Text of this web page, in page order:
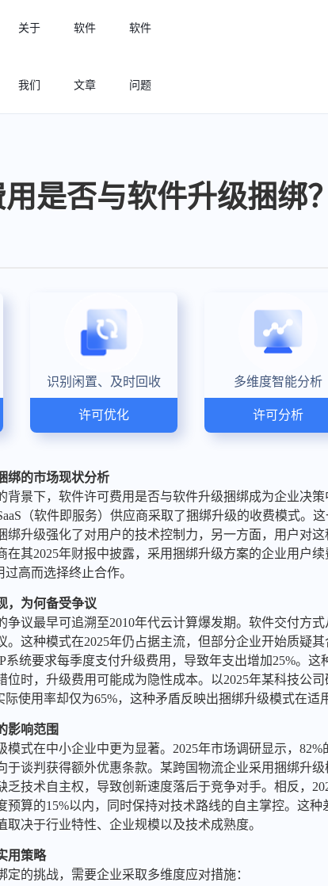
许可分析
实现专业软件许可精细化管理
关于
我们
软件
文章
软件
问题
是否与软件升级捆绑？
识别闲置、及时回收
许可优化
多维度智能分析
许可分析
绑的市场现状分析
背景下，软件许可费用是否与软件升级捆绑成为企业决
（软件即服务）供应商采取了捆绑升级的收费模式。
绑升级强化了对用户的技术控制力，另一方面，用户对
在其2025年财报中披露，采用捆绑升级方案的企业用户
高而选择终止合作。
，为何备受争议
争议最早可追溯至2010年代云计算爆发期。软件交付方
。这种模式在2025年仍占据主流，但部分企业开始质疑
系统要求每季度支付升级费用，导致年支出增加25%。
位时，升级费用可能成为隐性成本。以2025年某科技公
使用率却仅为65%，这种矛盾反映出捆绑升级模式在适
影响范围
模式在中小企业中更为显著。2025年市场调研显示，
于谈判获得额外优惠条款。某跨国物流企业采用捆绑升
乏技术自主权，导致创新速度落后于竞争对手。相反，
预算的15%以内，同时保持对技术路线的自主掌控。这
取决于行业特性、企业规模以及技术成熟度。
用策略
的挑战，需要企业采取多维度应对措施：